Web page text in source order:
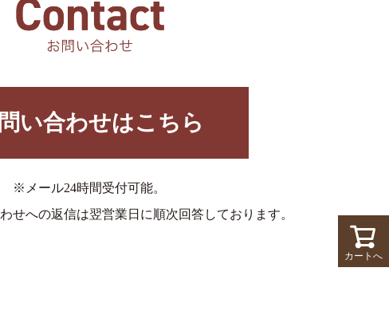
カートへ
い合わせはこちら
※メール24時間受付可能。
せへの返信は翌営業日に順次回答しております。